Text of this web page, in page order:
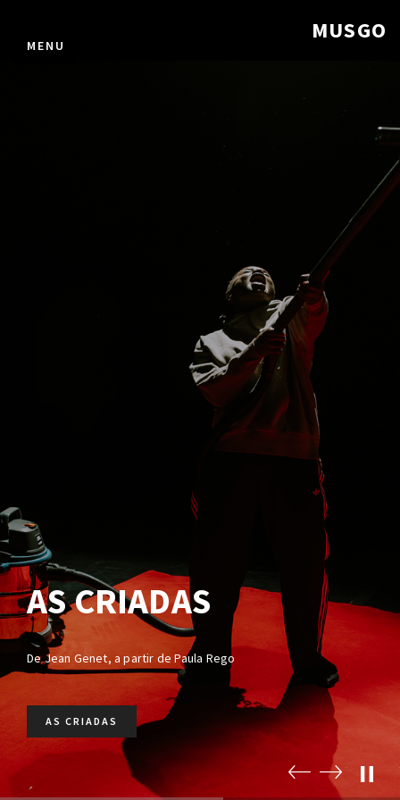
MENU
MUSGO
AS CRIADAS
De Jean Genet, a partir de Paula Rego
AS CRIADAS